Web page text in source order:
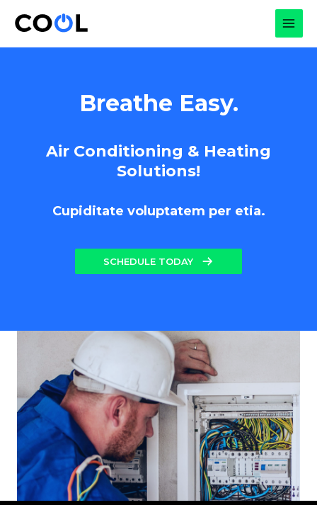
Breathe Easy.
Air Conditioning & Heating
Solutions!
Cupiditate voluptatem per etia.
SCHEDULE TODAY